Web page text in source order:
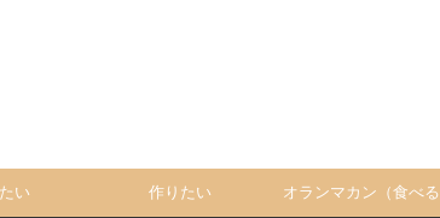
い 作りたい オランマカン（食べる